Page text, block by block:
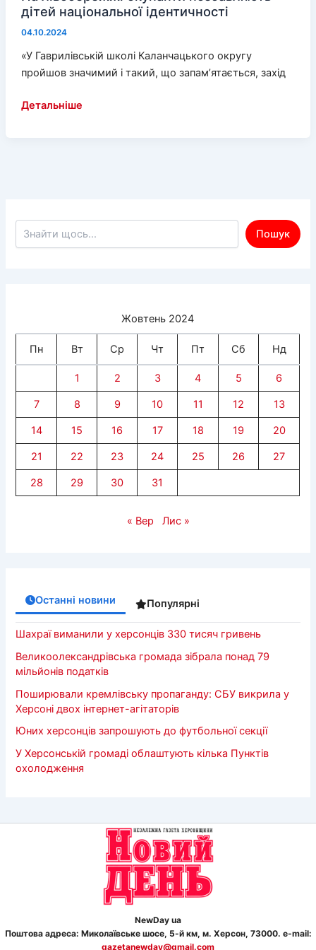
дітей національної ідентичності
04.10.2024
«У Гаврилівській школі Каланчацького округу
пройшов значимий і такий, що запам’ятається, захід
На
Детальніше
Пошук по сайту
Пошук
Жовтень 2024
Пн Вт Ср Чт Пт Сб Нд
1 2 3 4 5 6
7 8 9 10 11 12 13
14 15 16 17 18 19 20
21 22 23 24 25 26 27
28 29 30 31
« Вер Лис »
Останні новини Популярні
Шахраї виманили у херсонців 330 тисяч гривень
Великоолександрівська громада зібрала понад 79
мільйонів податків
Поширювали кремлівську пропаганду: СБУ викрила у
Херсоні двох інтернет-агітаторів
Юних херсонців запрошують до футбольної секції
У Херсонській громаді облаштують кілька Пунктів
охолодження
NewDay ua
Поштова адреса: Миколаївське шосе, 5-й км, м. Херсон, 73000. e-mail:
gazetanewday@gmail.com